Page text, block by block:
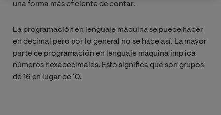
una forma más eficiente de contar.
La programación en lenguaje máquina se puede hacer
en decimal pero por lo general no se hace así. La mayor
parte de programación en lenguaje máquina implica
números hexadecimales. Esto significa que son grupos
de 16 en lugar de 10.